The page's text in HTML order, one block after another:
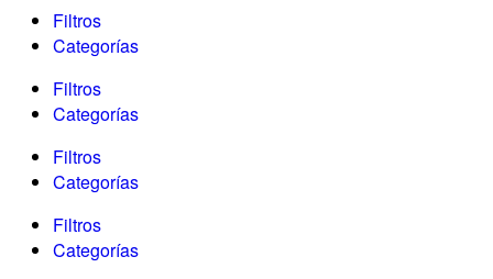
Filtros
Categorías
Filtros
Categorías
Filtros
Categorías
Filtros
Categorías